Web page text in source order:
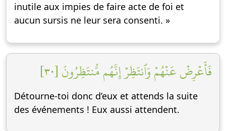
inutile aux impies de faire acte de foi et
aucun sursis ne leur sera consenti. »
فَأَعۡرِضۡ عَنۡهُمۡ وَٱنتَظِرۡ إِنَّهُم مُّنتَظِرُونَ [٣٠]
Détourne-toi donc d’eux et attends la suite
des événements ! Eux aussi attendent.